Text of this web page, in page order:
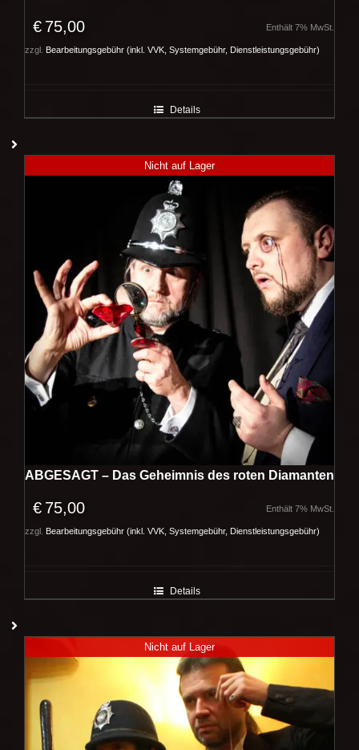
€ 75,00 Enthält 7% MwSt.
zzgl. Bearbeitungsgebühr (inkl. VVK, Systemgebühr, Dienstleistungsgebühr)
Details
Nicht auf Lager
ABGESAGT – Das Geheimnis des roten Diamanten
€ 75,00 Enthält 7% MwSt.
zzgl. Bearbeitungsgebühr (inkl. VVK, Systemgebühr, Dienstleistungsgebühr)
Details
Nicht auf Lager